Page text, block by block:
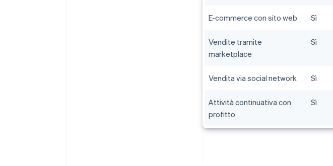
E-commerce con sito web Sì
Vendite tramite
marketplace
Sì
Vendita via social network Sì
Attività continuativa con
profitto
Sì